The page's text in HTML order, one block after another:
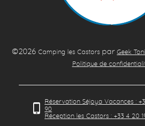
©2026 Camping les Castors par Geek
Politique de
Réservation Séjoya Vacances :
90
Réception les Castors : +33 4 20